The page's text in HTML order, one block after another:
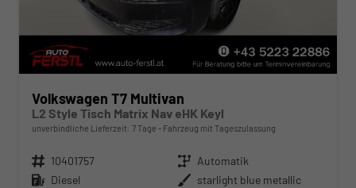
Volkswagen T7 Multivan
L2 Style Tisch Matrix Nav eHK Keyl
unverbindliche Lieferzeit: 7 Tage Fahrzeug mit Tageszulassung
Fahrzeugnr. 10401757 Getriebe Automatik
Kraftstoff Diesel Außenfarbe starlight blue metallic